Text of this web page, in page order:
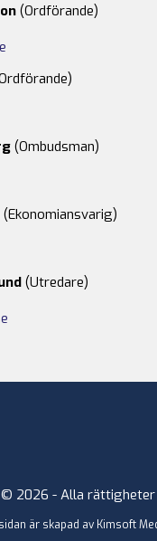
(Ordförande)
(Ombudsman)
(Ekonomiansvarig)
(Utredare)
2026 - Alla rättigheter
är skapad av Kimsoft